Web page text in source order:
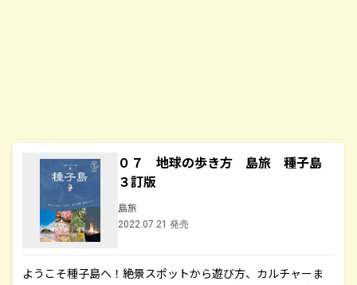
０７ 地球の歩き方 島旅 種子島
３訂版
島旅
2022.07.21 発売
ようこそ種子島へ！絶景スポットから遊び方、カルチャーま